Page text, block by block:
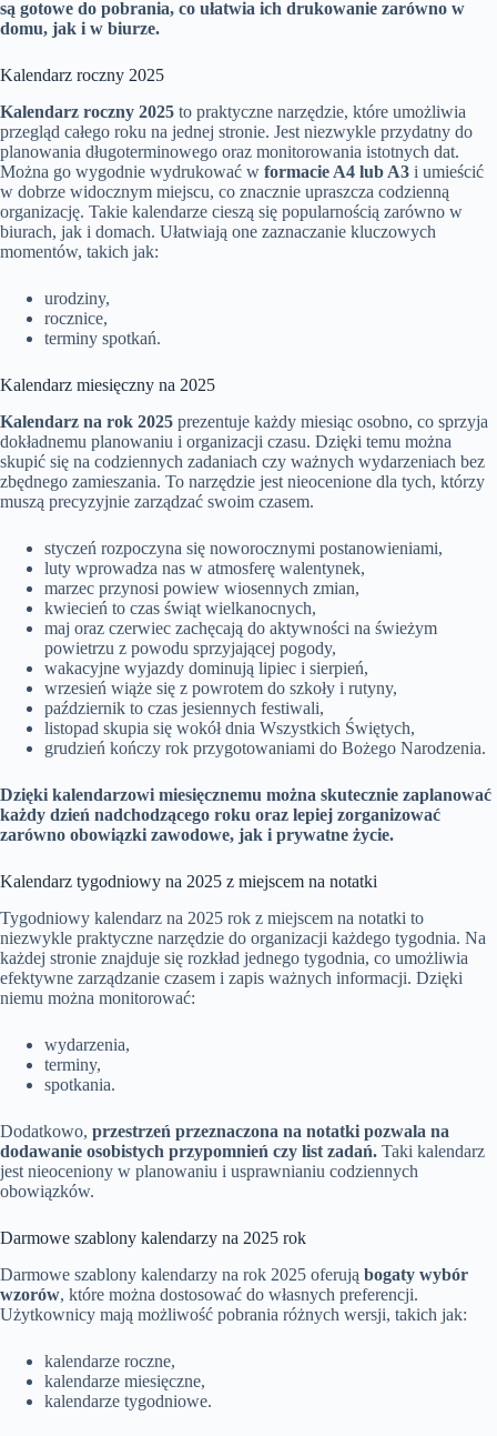
są gotowe do pobrania, co ułatwia ich drukowanie zarówno w
domu, jak i w biurze.
Kalendarz roczny 2025
Kalendarz roczny 2025 to praktyczne narzędzie, które umożliwia
przegląd całego roku na jednej stronie. Jest niezwykle przydatny do
planowania długoterminowego oraz monitorowania istotnych dat.
Można go wygodnie wydrukować w formacie A4 lub A3 i umieścić
w dobrze widocznym miejscu, co znacznie upraszcza codzienną
organizację. Takie kalendarze cieszą się popularnością zarówno w
biurach, jak i domach. Ułatwiają one zaznaczanie kluczowych
momentów, takich jak:
urodziny,
rocznice,
terminy spotkań.
Kalendarz miesięczny na 2025
Kalendarz na rok 2025 prezentuje każdy miesiąc osobno, co sprzyja
dokładnemu planowaniu i organizacji czasu. Dzięki temu można
skupić się na codziennych zadaniach czy ważnych wydarzeniach bez
zbędnego zamieszania. To narzędzie jest nieocenione dla tych, którzy
muszą precyzyjnie zarządzać swoim czasem.
styczeń rozpoczyna się noworocznymi postanowieniami,
luty wprowadza nas w atmosferę walentynek,
marzec przynosi powiew wiosennych zmian,
kwiecień to czas świąt wielkanocnych,
maj oraz czerwiec zachęcają do aktywności na świeżym
powietrzu z powodu sprzyjającej pogody,
wakacyjne wyjazdy dominują lipiec i sierpień,
wrzesień wiąże się z powrotem do szkoły i rutyny,
październik to czas jesiennych festiwali,
listopad skupia się wokół dnia Wszystkich Świętych,
grudzień kończy rok przygotowaniami do Bożego Narodzenia.
Dzięki kalendarzowi miesięcznemu można skutecznie zaplanować
każdy dzień nadchodzącego roku oraz lepiej zorganizować
zarówno obowiązki zawodowe, jak i prywatne życie.
Kalendarz tygodniowy na 2025 z miejscem na notatki
Tygodniowy kalendarz na 2025 rok z miejscem na notatki to
niezwykle praktyczne narzędzie do organizacji każdego tygodnia. Na
każdej stronie znajduje się rozkład jednego tygodnia, co umożliwia
efektywne zarządzanie czasem i zapis ważnych informacji. Dzięki
niemu można monitorować:
wydarzenia,
terminy,
spotkania.
Dodatkowo, przestrzeń przeznaczona na notatki pozwala na
dodawanie osobistych przypomnień czy list zadań. Taki kalendarz
jest nieoceniony w planowaniu i usprawnianiu codziennych
obowiązków.
Darmowe szablony kalendarzy na 2025 rok
Darmowe szablony kalendarzy na rok 2025 oferują bogaty wybór
wzorów, które można dostosować do własnych preferencji.
Użytkownicy mają możliwość pobrania różnych wersji, takich jak:
kalendarze roczne,
kalendarze miesięczne,
kalendarze tygodniowe.